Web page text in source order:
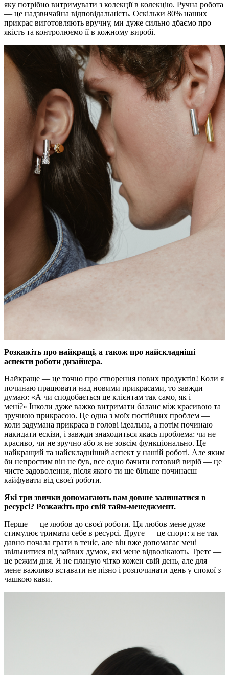
яку потрібно витримувати з колекції в колекцію. Ручна робота
— це надзвичайна відповідальність. Оскільки 80% наших
прикрас виготовляють вручну, ми дуже сильно дбаємо про
якість та контролюємо її в кожному виробі.
Розкажіть про найкращі, а також про найскладніші
аспекти роботи дизайнера.
Найкраще — це точно про створення нових продуктів! Коли я
починаю працювати над новими прикрасами, то завжди
думаю: «А чи сподобається це клієнтам так само, як і
мені?» Інколи дуже важко витримати баланс між красивою та
зручною прикрасою. Це одна з моїх постійних проблем —
коли задумана прикраса в голові ідеальна, а потім починаю
накидати ескізи, і завжди знаходиться якась проблема: чи не
красиво, чи не зручно або ж не зовсім функціонально. Це
найкращий та найскладніший аспект у нашій роботі. Але яким
би непростим він не був, все одно бачити готовий виріб — це
чисте задоволення, після якого ти ще більше починаєш
кайфувати від своєї роботи.
Які три звички допомагають вам довше залишатися в
ресурсі? Розкажіть про свій тайм-менеджмент.
Перше — це любов до своєї роботи. Ця любов мене дуже
стимулює тримати себе в ресурсі. Друге — це спорт: я не так
давно почала грати в теніс, але він вже допомагає мені
звільнитися від зайвих думок, які мене відволікають. Третє —
це режим дня. Я не планую чітко кожен свій день, але для
мене важливо вставати не пізно і розпочинати день у спокої з
чашкою кави.